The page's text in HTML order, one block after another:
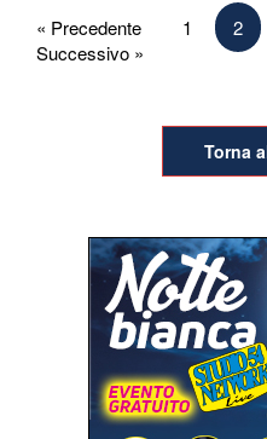
Paginazione
degli
« Precedente 1 2
Successivo »
Torna